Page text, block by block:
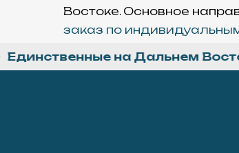
Востоке. Основное
заказ по
на Дальнем Востоке